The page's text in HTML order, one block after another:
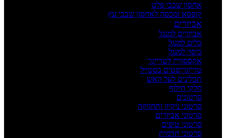
אחסון שבבי פלט
קופסא ומכסה לאחסון שבבי עץ
אביזרים
אביזרים למנגל
כלים למנגל
כיסוי למנגל
אקססוריז לטרייגר
טרייגריסטים בסטייל
תבלינים לעל האש
חלקי חילוף
סרטונים
סרטוני ניקיון ותחזוקה
סרטוני אביזרים
סרטוני טיפים
סרטוני תדמית